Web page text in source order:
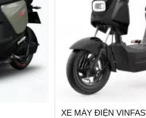
XE MÁY ĐIỆN